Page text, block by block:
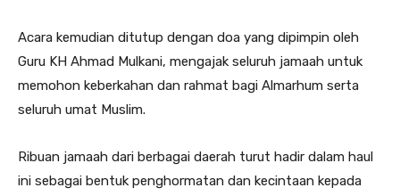
Acara kemudian ditutup dengan doa yang dipimpin oleh
Guru KH Ahmad Mulkani, mengajak seluruh jamaah untuk
memohon keberkahan dan rahmat bagi Almarhum serta
seluruh umat Muslim.
Ribuan jamaah dari berbagai daerah turut hadir dalam haul
ini sebagai bentuk penghormatan dan kecintaan kepada